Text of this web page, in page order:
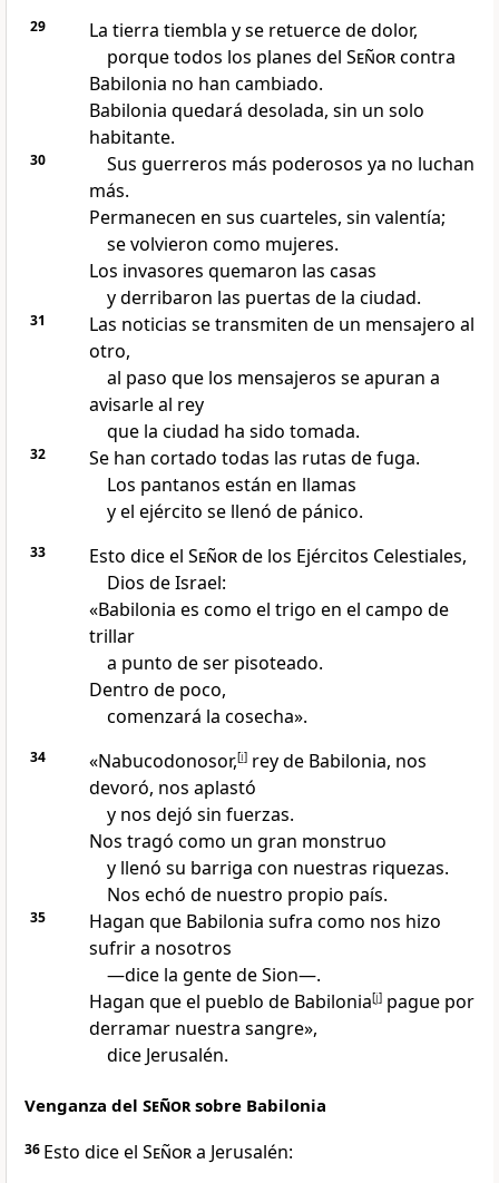
29
La tierra tiembla y se retuerce de dolor,
porque todos los planes del Señorcontra
Babilonia no han cambiado.
Babilonia quedará desolada, sin un solo
habitante.
30
Sus guerreros más poderosos ya no luchan
más.
Permanecen en sus cuarteles, sin valentía;
se volvieron como mujeres.
Los invasores quemaron las casas
y derribaron las puertas de la ciudad.
31
Las noticias se transmiten de un mensajero al
otro,
al paso que los mensajeros se apuran a
avisarle al rey
que la ciudad ha sido tomada.
32
Se han cortado todas las rutas de fuga.
Los pantanos están en llamas
y el ejército se llenó de pánico.
33 Esto dice el Señorde los Ejércitos Celestiales,
Dios de Israel:
«Babilonia es como el trigo en el campo de
trillar
a punto de ser pisoteado.
Dentro de poco,
comenzará la cosecha».
34 «Nabucodonosor,[i]rey de Babilonia, nos
devoró, nos aplastó
y nos dejó sin fuerzas.
Nos tragó como un gran monstruo
y llenó su barriga con nuestras riquezas.
Nos echó de nuestro propio país.
35
Hagan que Babilonia sufra como nos hizo
sufrir a nosotros
—dice la gente de Sion—.
Hagan que el pueblo de Babilonia[j]pague por
derramar nuestra sangre»,
dice Jerusalén.
Venganza del Señorsobre Babilonia
36 Esto dice el Señora Jerusalén: